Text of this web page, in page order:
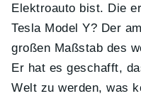
Elektroauto bist. Die
Tesla Model Y? Der
großen Maßstab des
Er hat es geschafft,
Welt zu werden, was